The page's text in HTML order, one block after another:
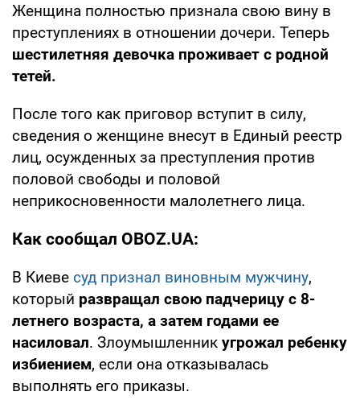
Женщина полностью признала свою вину в
преступлениях в отношении дочери. Теперь
шестилетняя девочка проживает с родной
тетей.
После того как приговор вступит в силу,
сведения о женщине внесут в Единый реестр
лиц, осужденных за преступления против
половой свободы и половой
неприкосновенности малолетнего лица.
Как сообщал OBOZ.UA:
В Киеве суд признал виновным мужчину,
который развращал свою падчерицу с 8-
летнего возраста, а затем годами ее
насиловал. Злоумышленник угрожал ребенку
избиением, если она отказывалась
выполнять его приказы.